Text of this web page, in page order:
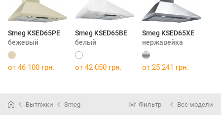
Smeg KSED65PE
бежевый
Smeg KSED65BE
белый
Smeg KSED65XE
нержавейка
от 46 100 грн. от 42 050 грн. от 25 241 грн.
Вытяжки Smeg Фильтр Все модели